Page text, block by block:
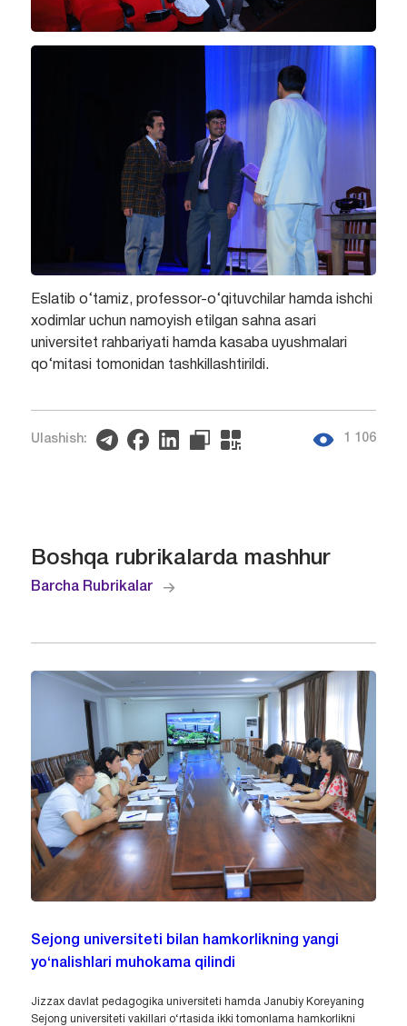
Eslatib o‘tamiz, professor-o‘qituvchilar hamda ishchi
xodimlar uchun namoyish etilgan sahna asari
universitet rahbariyati hamda kasaba uyushmalari
qo‘mitasi tomonidan tashkillashtirildi.
Ulashish: 1 106
Boshqa rubrikalarda mashhur
Barcha Rubrikalar
Sejong universiteti bilan hamkorlikning yangi
yo‘nalishlari muhokama qilindi
Jizzax davlat pedagogika universiteti hamda Janubiy Koreyaning
Sejong universiteti vakillari o‘rtasida ikki tomonlama hamkorlikni